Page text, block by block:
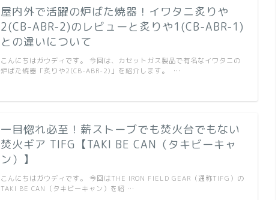
屋内外で活躍の炉ばた焼器！イワタニ炙りや
2(CB-ABR-2)のレビューと炙りや1(CB-ABR-1)
との違いについて
こんにちはガウディです。 今回は、カセットガス製品で有名なイワタニの
炉ばた焼器「炙りや2(CB-ABR-2)」を紹介します。 …
一目惚れ必至！薪ストーブでも焚火台でもない
焚火ギア TIFG【TAKI BE CAN（タキビーキャ
ン）】
こんにちはガウディです。 今回はTHE IRON FIELD GEAR（通称TIFG）の
TAKI BE CAN（タキビーキャン）を紹 …